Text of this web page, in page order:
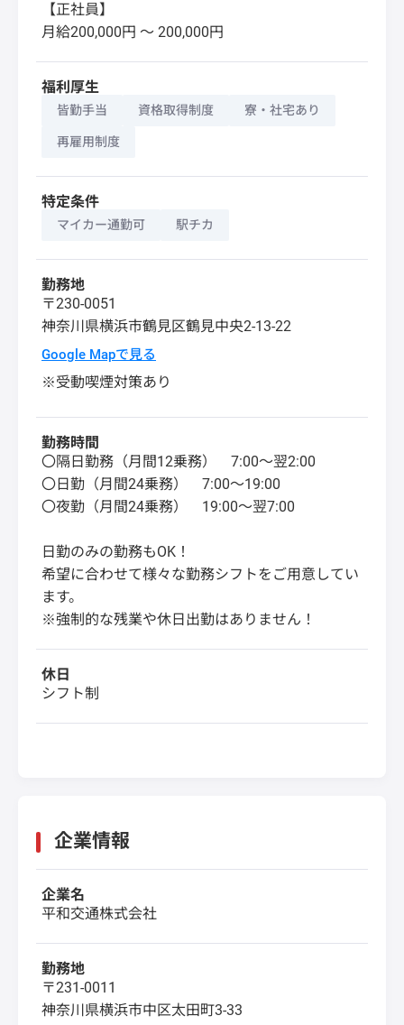
【正社員】
月給200,000円 〜 200,000円
福利厚生
皆勤手当 資格取得制度 寮・社宅あり
再雇用制度
特定条件
マイカー通勤可 駅チカ
勤務地
〒230-0051
神奈川県横浜市鶴見区鶴見中央2-13-22
Google Mapで見る
※受動喫煙対策あり
勤務時間
〇隔日勤務（月間12乗務） 7:00～翌2:00
〇日勤（月間24乗務） 7:00～19:00
〇夜勤（月間24乗務） 19:00～翌7:00
日勤のみの勤務もOK！
希望に合わせて様々な勤務シフトをご用意してい
ます。
※強制的な残業や休日出勤はありません！
休日
シフト制
企業情報
企業名
平和交通株式会社
勤務地
〒231-0011
神奈川県横浜市中区太田町3-33